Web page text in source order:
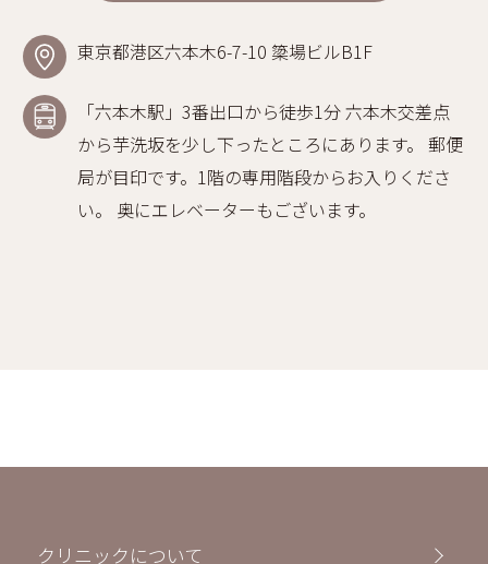
東京都港区六本木6-7-10 簗場ビルB1F
「六本木駅」3番出口から徒歩1分 六本木交差点
から芋洗坂を少し下ったところにあります。 郵便
局が目印です。1階の専用階段からお入りくださ
い。 奥にエレベーターもございます。
クリニックについて